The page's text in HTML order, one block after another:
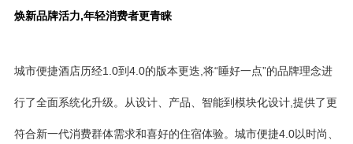
焕新品牌活力,年轻消费者更青睐
城市便捷酒店历经1.0到4.0的版本更迭,将“睡好一点”的品牌理念进
行了全面系统化升级。从设计、产品、智能到模块化设计,提供了更
符合新一代消费群体需求和喜好的住宿体验。城市便捷4.0以时尚、